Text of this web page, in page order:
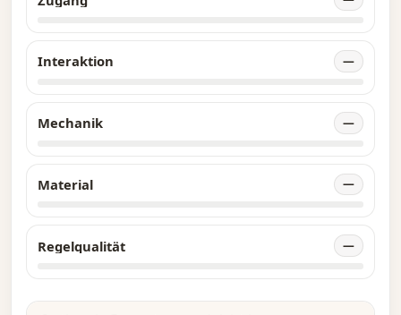
Interaktion —
Mechanik —
Material —
Regelqualität —